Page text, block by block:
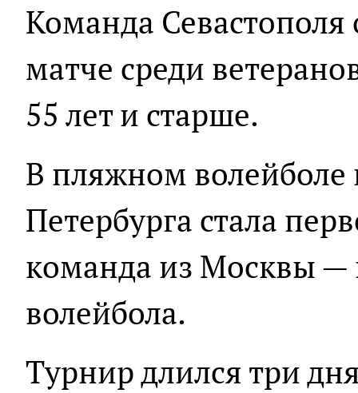
Команда Севастополя
матче среди
55 лет и старше.
В пляжном
Петербурга стала
команда из Москвы —
волейбола.
Турнир длился три